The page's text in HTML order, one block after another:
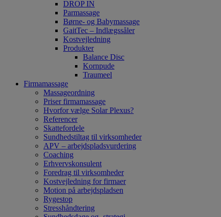
DROP IN
Parmassage
Børne- og Babymassage
GaitTec – Indlægssåler
Kostvejledning
Produkter
Balance Disc
Kornpude
Traumeel
Firmamassage
Massageordning
Priser firmamassage
Hvorfor vælge Solar Plexus?
Referencer
Skattefordele
Sundhedstiltag til virksomheder
APV – arbejdspladsvurdering
Coaching
Erhvervskonsulent
Foredrag til virksomheder
Kostvejledning for firmaer
Motion på arbejdspladsen
Rygestop
Stresshåndtering